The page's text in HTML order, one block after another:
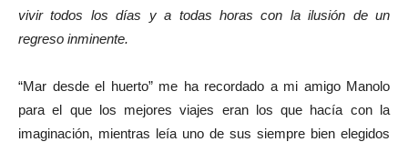
vivir todos los días y a todas horas con la ilusión de un
regreso inminente.
“Mar desde el huerto” me ha recordado a mi amigo Manolo
para el que los mejores viajes eran los que hacía con la
imaginación, mientras leía uno de sus siempre bien elegidos